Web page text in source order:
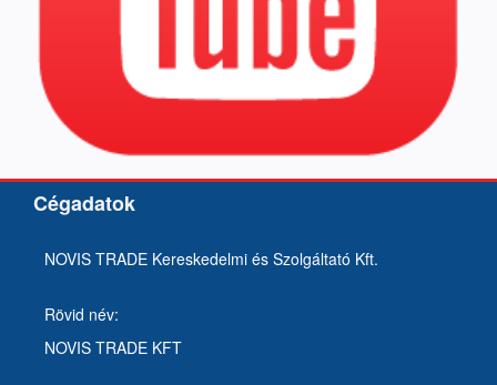
Cégadatok
NOVIS TRADE Kereskedelmi és Szolgáltató Kft.
Rövid név:
NOVIS TRADE KFT